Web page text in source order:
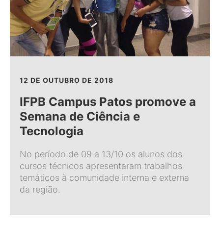
12 DE OUTUBRO DE 2018
IFPB Campus Patos promove a
Semana de Ciência e
Tecnologia
No período de 09 a 13/10 os alunos dos
cursos técnicos apresentaram trabalhos
temáticos à comunidade interna e externa
da região.